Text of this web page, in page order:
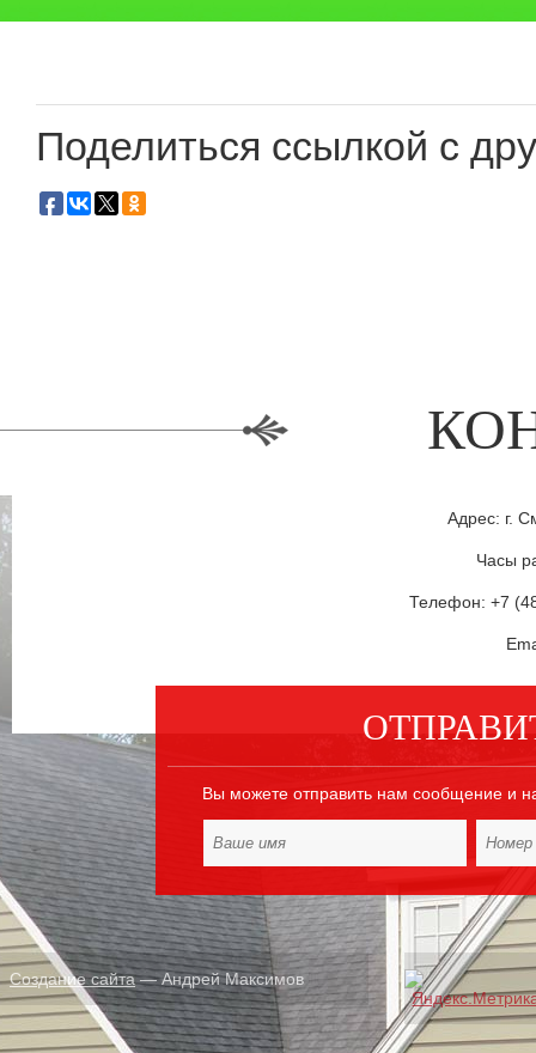
Поделиться ссылкой с
Адрес: г.
Часы
Телефон: +7
Вы можете отправить нам сообщение и
Создание сайта— Андрей Максимов